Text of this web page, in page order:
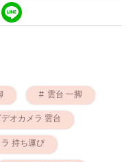
雲台 一脚
デオカメラ 雲台
ラ 持ち運び